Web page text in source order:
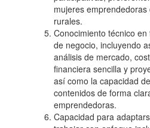
mujeres
rurales.
Conocimiento técnico
de negocio, incluyendo
análisis de mercado,
financiera sencilla y
así como la capacidad
contenidos de forma
emprendedoras.
Capacidad para